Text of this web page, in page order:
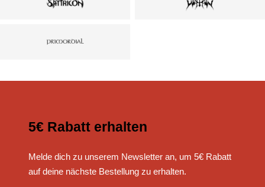
5€ Rabatt erhalten
Melde dich zu unserem Newsletter an, um 5€ Rabatt
auf deine nächste Bestellung zu erhalten.